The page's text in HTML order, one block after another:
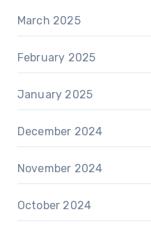
March 2025
February 2025
January 2025
December 2024
November 2024
October 2024